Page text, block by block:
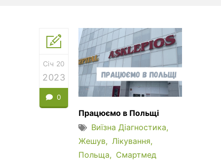
Січ 20
2023
0
Працюємо в Польщі
Виїзна Діагностика
Жешув
Лікування
Польща
Смартмед